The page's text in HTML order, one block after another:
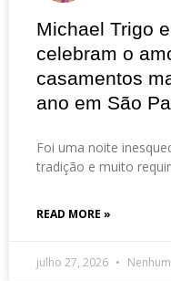
Michael Trigo
celebram o
casamentos
ano em São
Foi uma noite
tradição e muito
READ MORE »
julho 27, 2026